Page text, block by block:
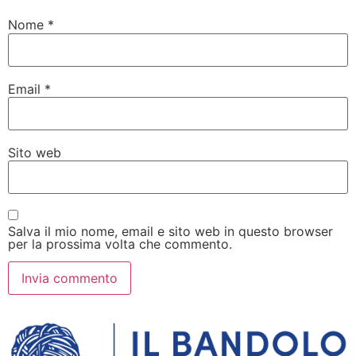
Nome *
Email *
Sito web
Salva il mio nome, email e sito web in questo browser
per la prossima volta che commento.